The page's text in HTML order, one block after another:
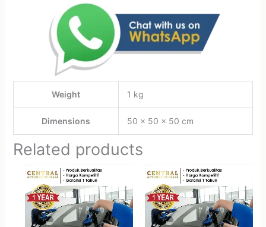
Weight 1 kg
Dimensions 50 × 50 × 50 cm
Related products